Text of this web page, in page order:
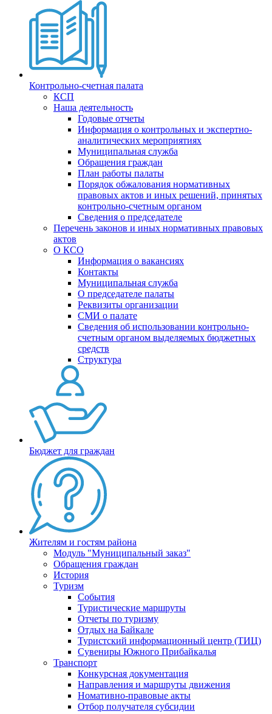
Контрольно-счетная палата
КСП
Наша деятельность
Годовые отчеты
Информация о контрольных и экспертно-
аналитических мероприятиях
Муниципальная служба
Обращения граждан
План работы палаты
Порядок обжалования нормативных
правовых актов и иных решений, принятых
контрольно-счетным органом
Сведения о председателе
Перечень законов и иных нормативных правовых
актов
О КСО
Информация о вакансиях
Контакты
Муниципальная служба
О председателе палаты
Реквизиты организации
СМИ о палате
Сведения об использовании контрольно-
счетным органом выделяемых бюджетных
средств
Структура
Бюджет для граждан
Жителям и гостям района
Модуль "Муниципальный заказ"
Обращения граждан
История
Туризм
События
Туристические маршруты
Отчеты по туризму
Отдых на Байкале
Туристский информационный центр (ТИЦ)
Сувениры Южного Прибайкалья
Транспорт
Конкурсная документация
Направления и маршруты движения
Номативно-правовые акты
Отбор получателя субсидии